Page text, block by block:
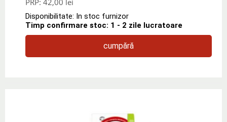
Disponibilitate: In stoc furnizor
Timp confirmare stoc: 1 - 2 zile lucratoare
cumpără